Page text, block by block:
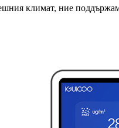
климат, ние